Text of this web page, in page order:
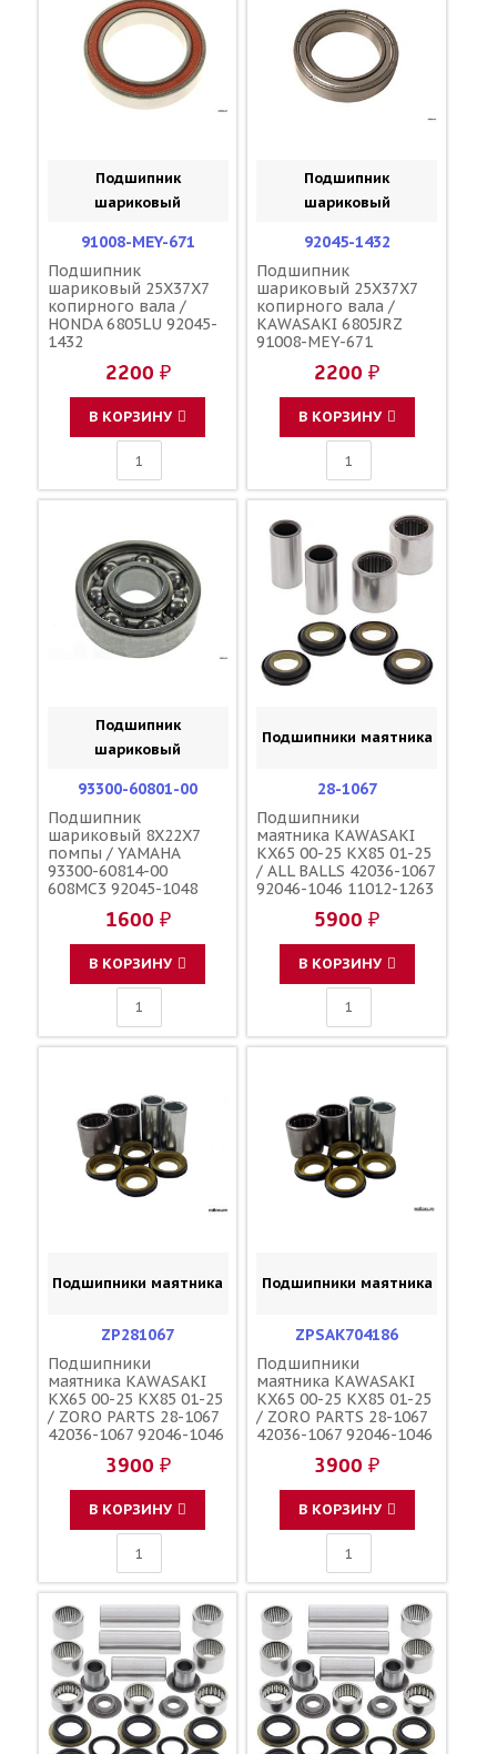
Подшипник
шариковый
91008-MEY-671
Подшипник
шариковый 25X37X7
копирного вала /
HONDA 6805LU 92045-
1432
2200 ₽
В КОРЗИНУ
Подшипник
шариковый
92045-1432
Подшипник
шариковый 25X37X7
копирного вала /
KAWASAKI 6805JRZ
91008-MEY-671
2200 ₽
В КОРЗИНУ
Подшипник
шариковый
93300-60801-00
Подшипник
шариковый 8X22X7
помпы / YAMAHA
93300-60814-00
608MC3 92045-1048
1600 ₽
В КОРЗИНУ
Подшипники маятника
28-1067
Подшипники
маятника KAWASAKI
KX65 00-25 KX85 01-25
/ ALL BALLS 42036-1067
92046-1046 11012-1263
5900 ₽
В КОРЗИНУ
Подшипники маятника
ZP281067
Подшипники
маятника KAWASAKI
KX65 00-25 KX85 01-25
/ ZORO PARTS 28-1067
42036-1067 92046-1046
3900 ₽
В КОРЗИНУ
Подшипники маятника
ZPSAK704186
Подшипники
маятника KAWASAKI
KX65 00-25 KX85 01-25
/ ZORO PARTS 28-1067
42036-1067 92046-1046
3900 ₽
В КОРЗИНУ